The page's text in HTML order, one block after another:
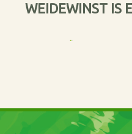
WEIDEWINST IS